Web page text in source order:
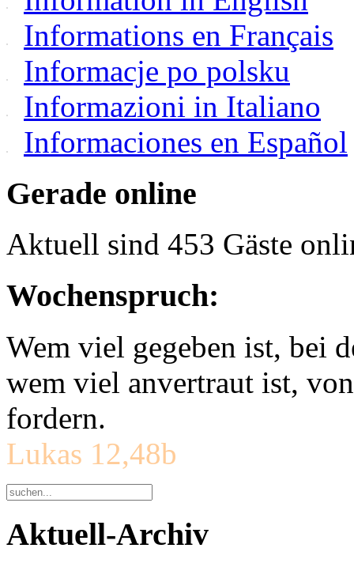
Informations en Français
Informacje po polsku
Informazioni in Italiano
Informaciones en Español
Gerade online
Aktuell sind 453 Gäste
Wochenspruch:
Wem viel gegeben ist, bei
wem viel anvertraut ist,
fordern.
Lukas 12,48b
Aktuell-Archiv